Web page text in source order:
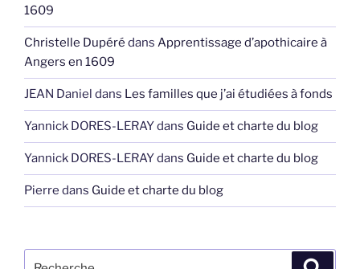
1609
Christelle Dupéré dans Apprentissage d’apothicaire à
Angers en 1609
JEAN Daniel dans Les familles que j’ai étudiées à fonds
Yannick DORES-LERAYdans Guide et charte du blog
Yannick DORES-LERAYdans Guide et charte du blog
Pierre dans Guide et charte du blog